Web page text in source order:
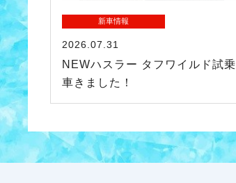
新車情報
2026.07.31
NEWハスラー タフワイルド試乗
車きました！